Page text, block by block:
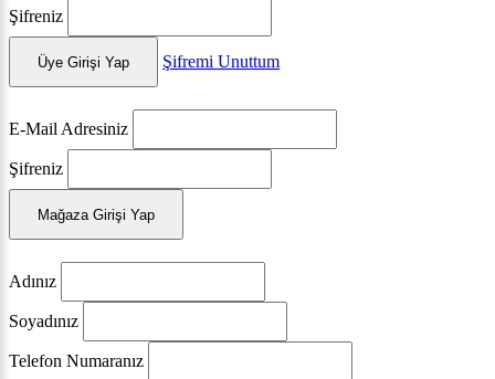
Şifreniz
Üye Girişi Yap Şifremi Unuttum
E-Mail Adresiniz
Şifreniz
Mağaza Girişi Yap
Adınız
Soyadınız
Telefon Numaranız